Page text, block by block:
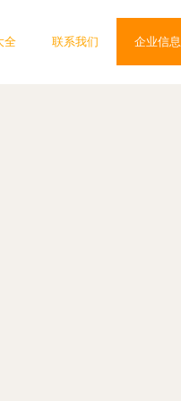
全 联系我们 企业信息